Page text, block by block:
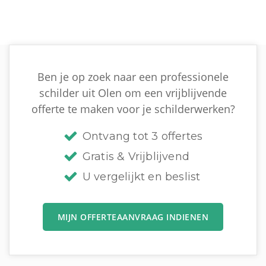
Ben je op zoek naar een professionele
schilder uit Olen om een vrijblijvende
offerte te maken voor je schilderwerken?
Ontvang tot 3 offertes
Gratis & Vrijblijvend
U vergelijkt en beslist
MIJN OFFERTEAANVRAAG INDIENEN